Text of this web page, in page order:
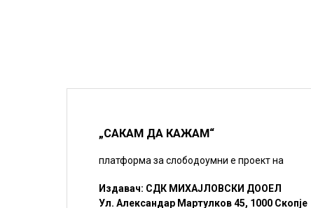
„САКАМ ДА КАЖАМ“
платформа за слободоумни е проект на
Издавач: СДК МИХАЈЛОВСКИ ДООЕЛ
Ул. Александар Мартулков 45, 1000 Скопје